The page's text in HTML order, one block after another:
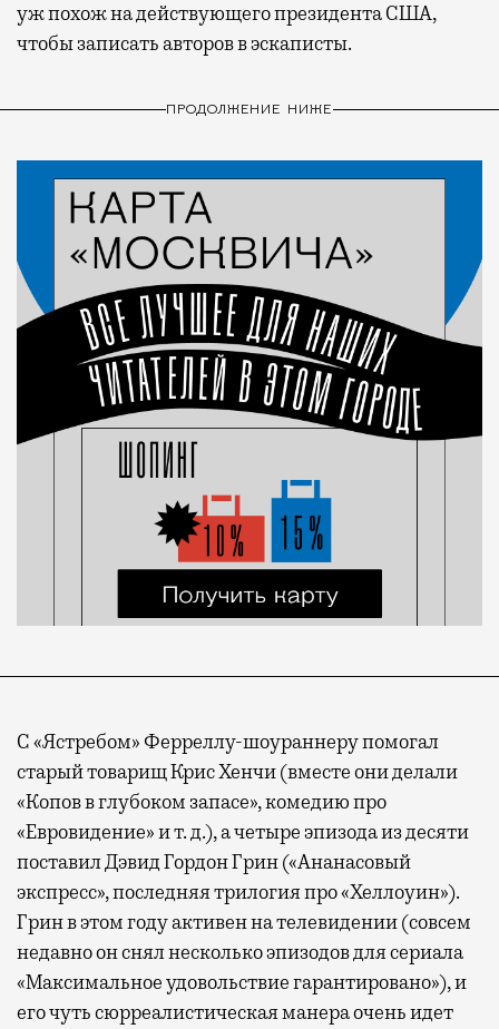
уж похож на действующего президента США,
чтобы записать авторов в эскаписты.
ПРОДОЛЖЕНИЕ НИЖЕ
С «Ястребом» Ферреллу-шоураннеру помогал
старый товарищ Крис Хенчи (вместе они делали
«Копов в глубоком запасе», комедию про
«Евровидение» и т. д.), а четыре эпизода из десяти
поставил Дэвид Гордон Грин («Ананасовый
экспресс», последняя трилогия про «Хеллоуин»).
Грин в этом году активен на телевидении (совсем
недавно он снял несколько эпизодов для сериала
«Максимальное удовольствие гарантировано»), и
его чуть сюрреалистическая манера очень идет